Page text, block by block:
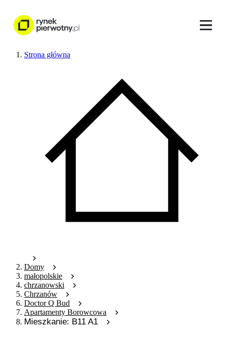
Strona główna
Domy
małopolskie
chrzanowski
Chrzanów
Doctor Q Bud
Apartamenty Borowcowa
Mieszkanie: B11 A1